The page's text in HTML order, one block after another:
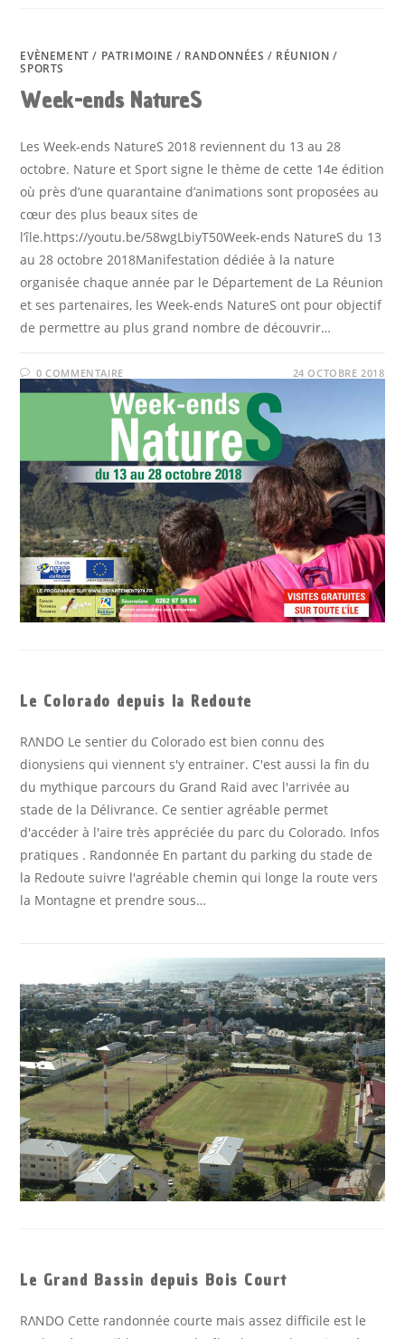
EVÈNEMENT / PATRIMOINE / RANDONNÉES / RÉUNION /
SPORTS
Week-ends NatureS
Les Week-ends NatureS 2018 reviennent du 13 au 28
octobre. Nature et Sport signe le thème de cette 14e édition
où près d’une quarantaine d’animations sont proposées au
cœur des plus beaux sites de
l’île.https://youtu.be/58wgLbiyT50Week-ends NatureS du 13
au 28 octobre 2018Manifestation dédiée à la nature
organisée chaque année par le Département de La Réunion
et ses partenaires, les Week-ends NatureS ont pour objectif
de permettre au plus grand nombre de découvrir…
0 COMMENTAIRE 24 OCTOBRE 2018
Le Colorado depuis la Redoute
RΛΝDΟ Le sentier du Colorado est bien connu des
dionysiens qui viennent s'y entrainer. C'est aussi la fin du
du mythique parcours du Grand Raid avec l'arrivée au
stade de la Délivrance. Ce sentier agréable permet
d'accéder à l'aire très appréciée du parc du Colorado. Infos
pratiques . Randonnée En partant du parking du stade de
la Redoute suivre l'agréable chemin qui longe la route vers
la Montagne et prendre sous…
Le Grand Bassin depuis Bois Court
RΛΝDΟ Cette randonnée courte mais assez difficile est le